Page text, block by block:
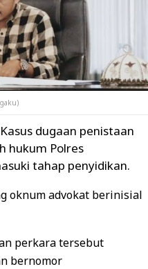
Kasus dugaan penistaan
hukum Polres
tahap penyidikan.
oknum advokat berinisial
perkara tersebut
bernomor